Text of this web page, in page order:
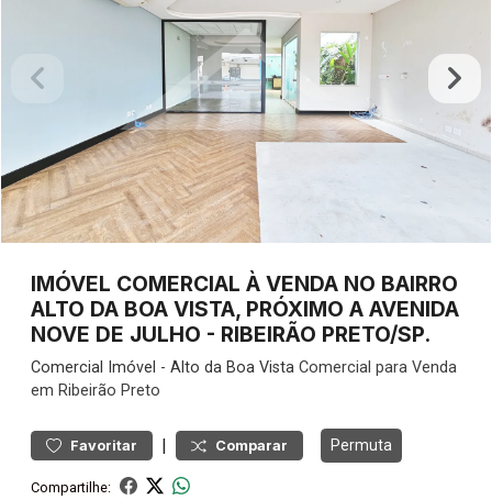
IMÓVEL COMERCIAL À VENDA NO BAIRRO
ALTO DA BOA VISTA, PRÓXIMO A AVENIDA
NOVE DE JULHO - RIBEIRÃO PRETO/SP.
Comercial Imóvel - Alto da Boa Vista Comercial para Venda
em Ribeirão Preto
Favoritar | Comparar Permuta
Compartilhe: